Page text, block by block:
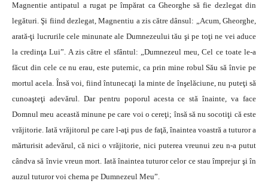
Magnentie antipatul a rugat pe împărat ca Gheorghe să fie dezlegat din
legături. Şi fiind dezlegat, Magnentiu a zis către dânsul: „Acum, Gheorghe,
arată-ţi lucrurile cele minunate ale Dumnezeului tău şi pe toţi ne vei aduce
la credinţa Lui”. A zis către el sfântul: „Dumnezeul meu, Cel ce toate le-a
făcut din cele ce nu erau, este puternic, ca prin mine robul Său să învie pe
mortul acela. Însă voi, fiind întunecaţi la minte de înşelăciune, nu puteţi să
cunoaşteţi adevărul. Dar pentru poporul acesta ce stă înainte, va face
Domnul meu această minune pe care voi o cereţi; însă să nu socotiţi că este
vrăjitorie. Iată vrăjitorul pe care l-aţi pus de faţă, înaintea voastră a tuturor a
mărturisit adevărul, că nici o vrăjitorie, nici puterea vreunui zeu n-a putut
cândva să învie vreun mort. Iată înaintea tuturor celor ce stau împrejur şi în
auzul tuturor voi chema pe Dumnezeul Meu”.